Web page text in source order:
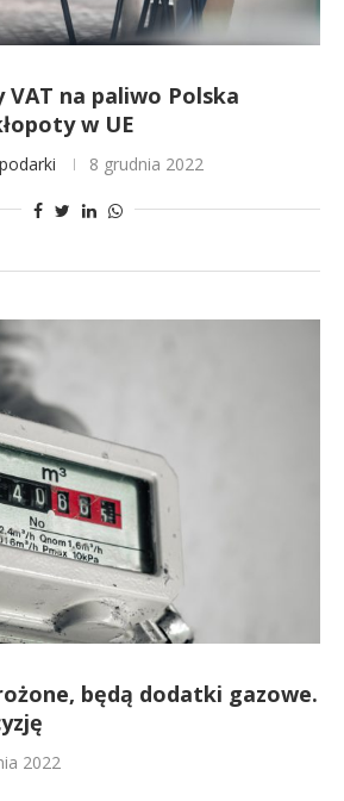
VAT na paliwo Polska
w UE
8 grudnia 2022
będą dodatki gazowe.
2022